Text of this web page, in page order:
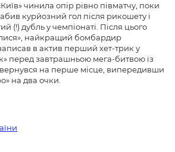
чинила опір рівно півматчу, поки
курйозний гол після рикошету і
(!) дубль у чемпіонаті. Після цього
найкращий бомбардир
в актив перший хет-трик у
перед завтрашньою мега-битвою із
на перше місце, випередивши
на два очки.